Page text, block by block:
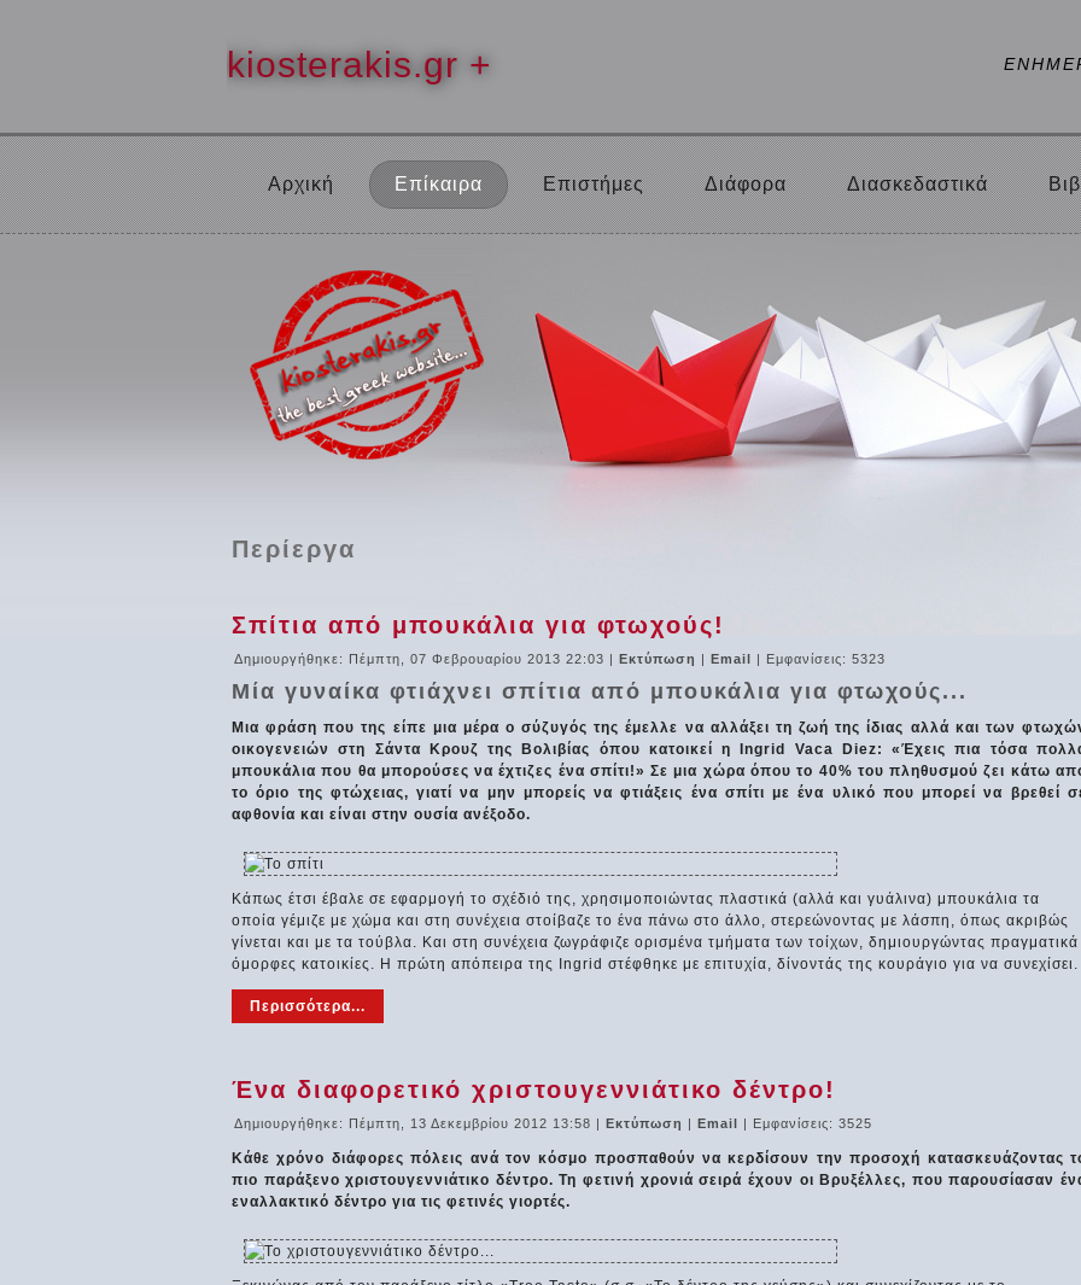
kiosterakis.gr +
Αρχική Επίκαιρα Επιστήμες Διάφορα Διασκεδαστικά
Περίεργα
Σπίτια από μπουκάλια για φτωχούς!
Δημιουργήθηκε: Πέμπτη, 07 Φεβρουαρίου 2013 22:03 | Εκτύπωση | Email | Εμφανίσεις: 5323
Μία γυναίκα φτιάχνει σπίτια από μπουκάλια για φτωχούς...
Μια φράση που της είπε μια μέρα ο σύζυγός της έμελλε να αλλάξει τη ζωή της ίδιας αλλά και των
οικογενειών στη Σάντα Κρουζ της Βολιβίας όπου κατοικεί η Ingrid Vaca Diez: «Έχεις πια τόσα
μπουκάλια που θα μπορούσες να έχτιζες ένα σπίτι!» Σε μια χώρα όπου το 40% του πληθυσμού ζει κάτω
το όριο της φτώχειας, γιατί να μην μπορείς να φτιάξεις ένα σπίτι με ένα υλικό που μπορεί να βρεθεί
αφθονία και είναι στην ουσία ανέξοδο.
Κάπως έτσι έβαλε σε εφαρμογή το σχέδιό της, χρησιμοποιώντας πλαστικά (αλλά και γυάλινα) μπουκάλια τα
οποία γέμιζε με χώμα και στη συνέχεια στοίβαζε το ένα πάνω στο άλλο, στερεώνοντας με λάσπη, όπως ακριβώς
γίνεται και με τα τούβλα. Και στη συνέχεια ζωγράφιζε ορισμένα τμήματα των τοίχων, δημιουργώντας πραγματικά
όμορφες κατοικίες. Η πρώτη απόπειρα της Ingrid στέφθηκε με επιτυχία, δίνοντάς της κουράγιο για να συνεχίσει.
Περισσότερα...
Ένα διαφορετικό χριστουγεννιάτικο δέντρο!
Δημιουργήθηκε: Πέμπτη, 13 Δεκεμβρίου 2012 13:58 | Εκτύπωση | Email | Εμφανίσεις: 3525
Κάθε χρόνο διάφορες πόλεις ανά τον κόσμο προσπαθούν να κερδίσουν την προσοχή κατασκευάζοντας
πιο παράξενο χριστουγεννιάτικο δέντρο. Τη φετινή χρονιά σειρά έχουν οι Βρυξέλλες, που παρουσίασαν
εναλλακτικό δέντρο για τις φετινές γιορτές.